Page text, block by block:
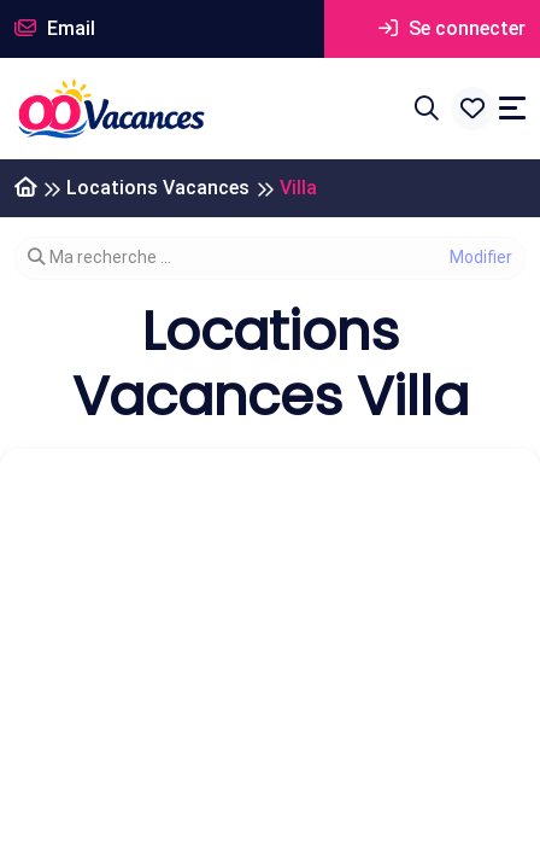
Email Se connecter
Locations Vacances Villa
Modifier votre recherche
Ma recherche ...
Locations
Vacances Villa